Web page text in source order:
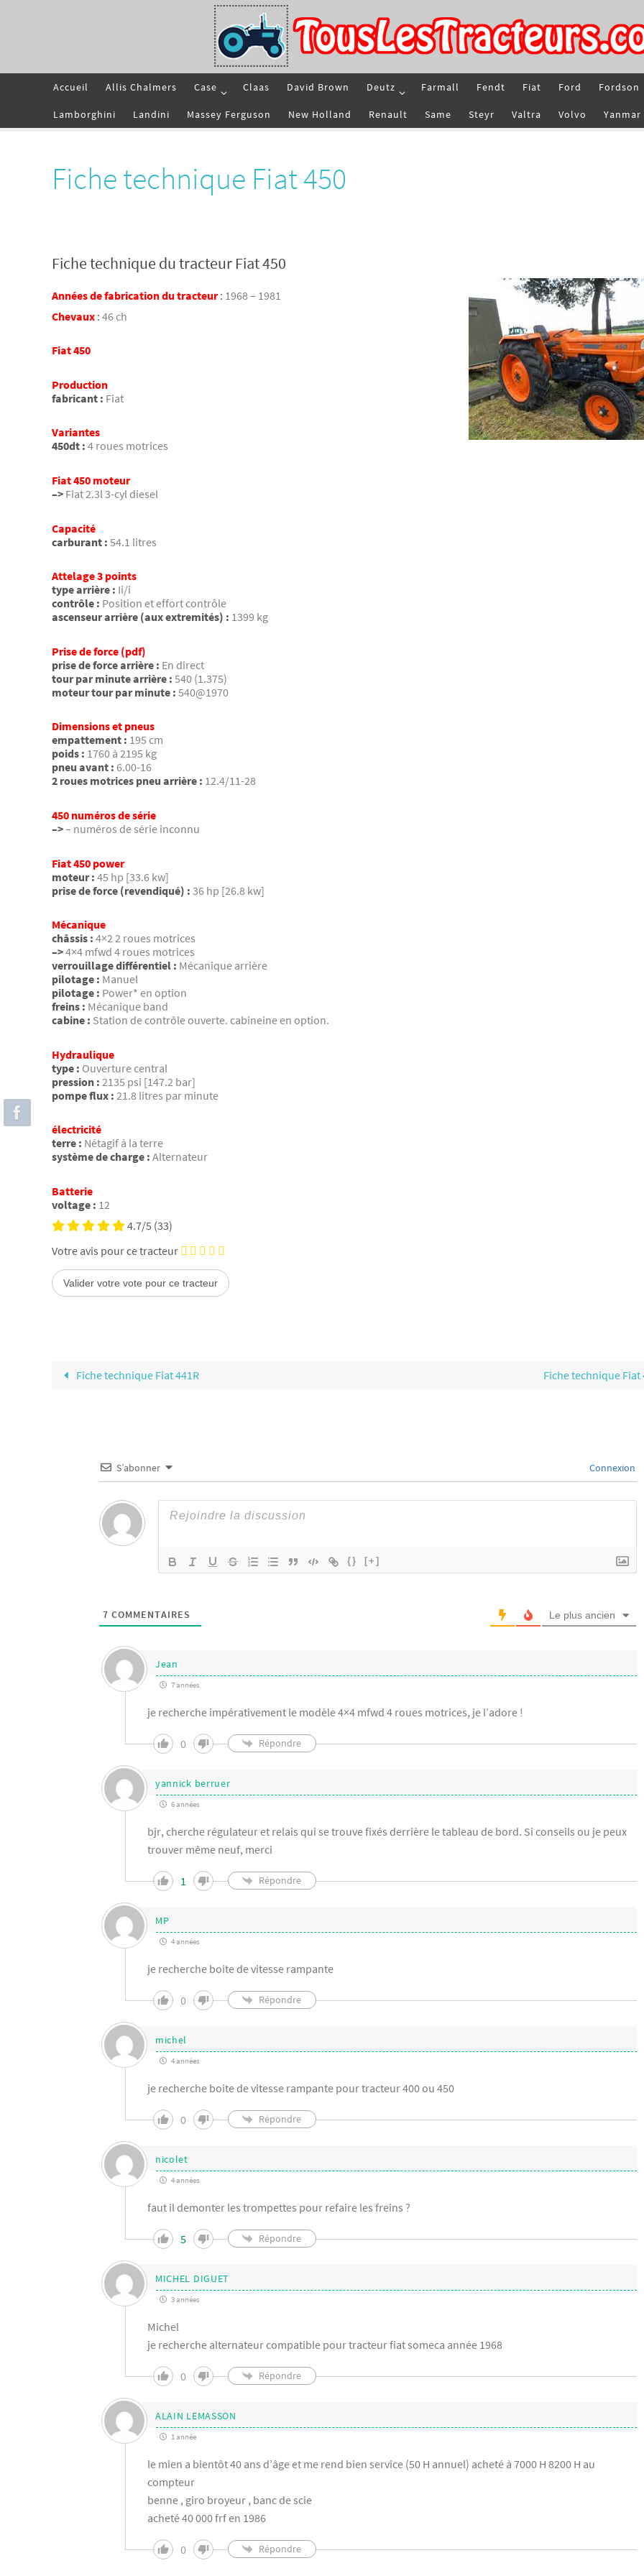
Accueil Allis Chalmers Case Claas David Brown Deutz Farmall Fendt Fiat Ford Fordson
Lamborghini Landini Massey Ferguson New Holland Renault Same Steyr Valtra Volvo Yanmar
Fiche technique Fiat 450
Fiche technique du tracteur Fiat 450
Années de fabrication du tracteur: 1968 – 1981
Chevaux : 46 ch
Fiat 450
Production
fabricant : Fiat
Variantes
450dt : 4 roues motrices
Fiat 450 moteur
–> Fiat 2.3l 3-cyl diesel
Capacité
carburant : 54.1 litres
Attelage 3 points
type arrière : Ii/i
contrôle : Position et effort contrôle
ascenseur arrière (aux extremités) : 1399 kg
Prise de force (pdf)
prise de force arrière : En direct
tour par minute arrière : 540 (1.375)
moteur tour par minute : 540@1970
Dimensions et pneus
empattement : 195 cm
poids : 1760 à 2195 kg
pneu avant : 6.00-16
2 roues motrices pneu arrière : 12.4/11-28
450 numéros de série
–>– numéros de série inconnu
Fiat 450 power
moteur : 45 hp [33.6 kw]
prise de force (revendiqué) : 36 hp [26.8 kw]
Mécanique
châssis : 4×2 2 roues motrices
–>4×4 mfwd 4 roues motrices
verrouillage différentiel : Mécanique arrière
pilotage : Manuel
pilotage : Power* en option
freins : Mécanique band
cabine : Station de contrôle ouverte. cabineine en option.
Hydraulique
type : Ouverture central
pression : 2135 psi [147.2 bar]
pompe flux : 21.8 litres par minute
électricité
terre : Nétagif à la terre
système de charge : Alternateur
Batterie
voltage : 12
4.7/5 (33)
Votre avis pour ce tracteur
Fiche technique Fiat 441R Fiche technique Fiat
S’abonner Connexion
{} [+]
7 COMMENTAIRES Le plus ancien
Jean
7 années
je recherche impérativement le modèle 4×4 mfwd 4 roues motrices, je l’adore !
0 Répondre
yannick berruer
6 années
bjr, cherche régulateur et relais qui se trouve fixés derrière le tableau de bord. Si conseils ou je peux
trouver même neuf, merci
1 Répondre
MP
4 années
je recherche boite de vitesse rampante
0 Répondre
michel
4 années
je recherche boite de vitesse rampante pour tracteur 400 ou 450
0 Répondre
nicolet
4 années
faut il demonter les trompettes pour refaire les freins ?
5 Répondre
MICHEL DIGUET
3 années
Michel
je recherche alternateur compatible pour tracteur fiat someca année 1968
0 Répondre
ALAIN LEMASSON
1 année
le mien a bientôt 40 ans d’âge et me rend bien service (50 H annuel) acheté à 7000 H 8200 H au
compteur
benne , giro broyeur , banc de scie
acheté 40 000 frf en 1986
0 Répondre